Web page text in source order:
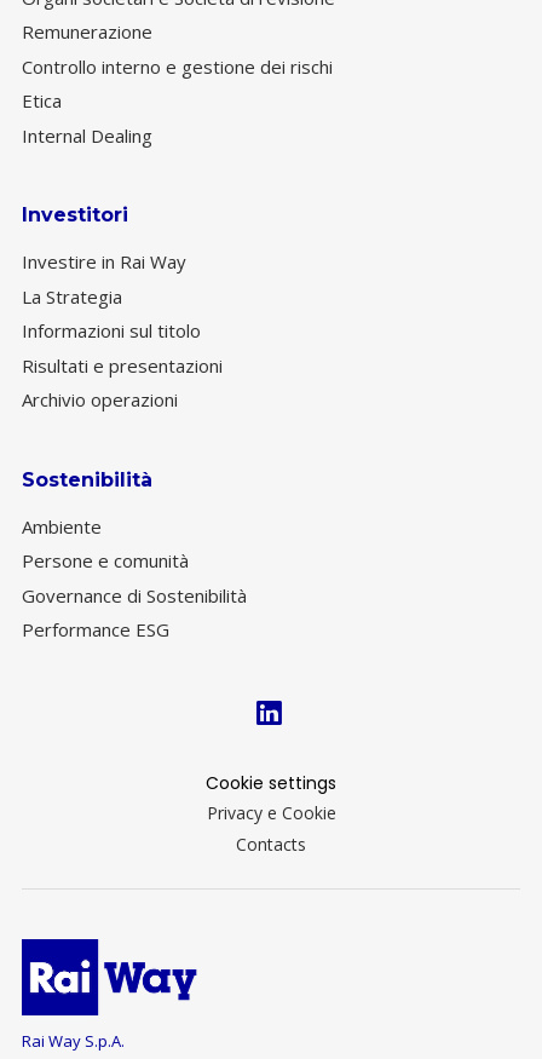
Remunerazione
Controllo interno e gestione dei rischi
Etica
Internal Dealing
Investitori
Investire in Rai Way
La Strategia
Informazioni sul titolo
Risultati e presentazioni
Archivio operazioni
Sostenibilità
Ambiente
Persone e comunità
Governance di Sostenibilità
Performance ESG
Cookie settings
Privacy e Cookie
Contacts
Rai Way S.p.A.